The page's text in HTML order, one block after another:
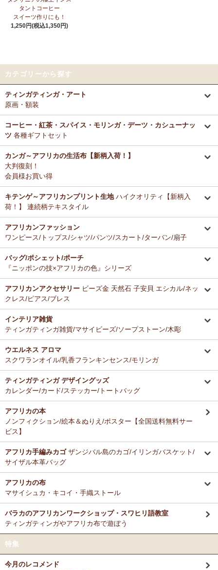
タントコーヒー
スイーツ作りにも！
1,250円(税込1,350円)
カテゴリーから探す
ティンガティンガ・アート
原画・額装
コーヒー・紅茶・スパイス・モリンガ・デーツ・カシューナッ
ツ 各種ギフトセット
カンガ～アフリカの生活布【新柄入荷！】
大判復刻！
会員様お買い得
キテンゲ～アフリカンプリント生地ハイクオリティ【新柄入
荷！】 連続柄テキスタイル
アフリカンファッション
ワンピース/トップス/シャツ/パンツ/スカート/ターバン/扇子
バッグ/ポシェット/ポーチ
『ニッポンの技×アフリカの色』シリーズ
アフリカンアクセサリー ビーズ金 天然石 子安貝 エシカル/ネッ
クレス/ピアス/ブレス
インテリア雑貨
ティンガティンガ雑貨/マサイビーズ/ソープストーン/木彫
ウエルネス アロマ
スクワランオイル/乳香フランキンセンス/モリンガ
ティンガティンガ デザイングッズ
カレンダー/カード/ステッカー/トートバッグ
アフリカの本
ノンフィクション/絵本＆ぬりえ/ポスター【全国送料無料サー
ビス】
アフリカ手編みカゴザンジバル島のカゴ/イリンガバスケット/
サイザル本革バッグ
アフリカの布
マサイシュカ・キコイ・手織ストール
バラカのアフリカンワークショップ・スワヒリ語教室
ティンガティンガやアフリカ布で遊ぼう
特集
今月のレコメンド